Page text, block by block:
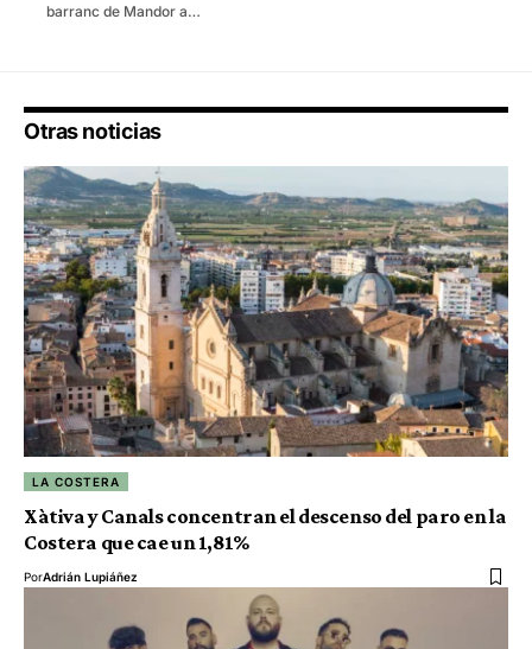
barranc de Mandor a…
Otras noticias
LA COSTERA
Xàtiva y Canals concentran el descenso del paro en la
Costera que cae un 1,81%
PorAdrián Lupiáñez